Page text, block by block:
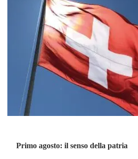
Primo agosto: il senso della patria